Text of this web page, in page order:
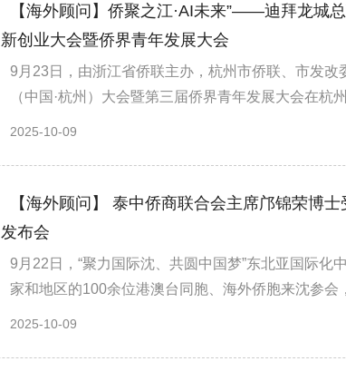
【海外顾问】侨聚之江·AI未来”——迪拜龙城
新创业大会暨侨界青年发展大会
9月23日，由浙江省侨联主办，杭州市侨联、市发
（中国·杭州）大会暨第三届侨界青年发展大会在杭
2025-10-09
【海外顾问】 泰中侨商联合会主席邝锦荣博
发布会
9月22日，“聚力国际沈、共圆中国梦”东北亚国际化
家和地区的100余位港澳台同胞、海外侨胞来沈参会
2025-10-09